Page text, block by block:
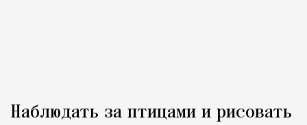
Наблюдать за птицами и рисовать